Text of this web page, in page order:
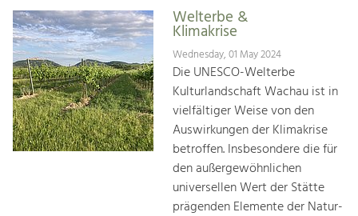
Increase in Regional Value Added.Welterbe &
Klimakrise
Wednesday, 01 May 2024
Die UNESCO-Welterbe
Kulturlandschaft Wachau ist in
vielfältiger Weise von den
Auswirkungen der Klimakrise
betroffen. Insbesondere die für
den außergewöhnlichen
universellen Wert der Stätte
prägenden Elemente der Natur-